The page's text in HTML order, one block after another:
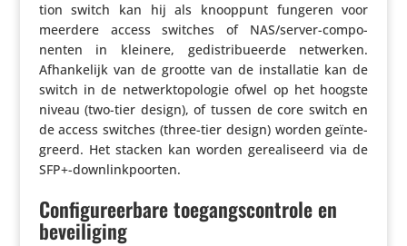
tion switch kan hij als knooppunt fungeren voor
meerdere access switches of NAS/­server-compo­
nenten in kleinere, gedis­tri­bu­eerde netwerken.
Afhan­ke­lijk van de grootte van de instal­latie kan de
switch in de netwerk­t­o­po­logie ofwel op het hoogste
niveau (two-tier design), of tussen de core switch en
de access switches (three-tier design) worden geïn­te­
greerd. Het stacken kan worden gere­a­li­seerd via de
SFP+-downlinkpoorten.
Configureerbare toegangscontrole en
beveiliging